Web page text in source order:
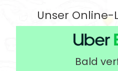
Unser
Bald